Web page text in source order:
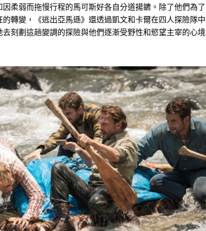
柔弱而拖慢行程的馬可斯好各自分道揚鑣。除了他們為了
轉變，《逃出亞馬遜》還透過凱文和卡爾在四人探險隊中
刻劃這趟變調的探險與他們逐漸受野性和慾望主宰的心境